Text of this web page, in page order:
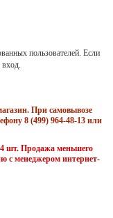
пользователей. Если
вход.
При самовывозе
8 (499) 964-48-13 или
шт. Продажа меньшего
с менеджером интернет-